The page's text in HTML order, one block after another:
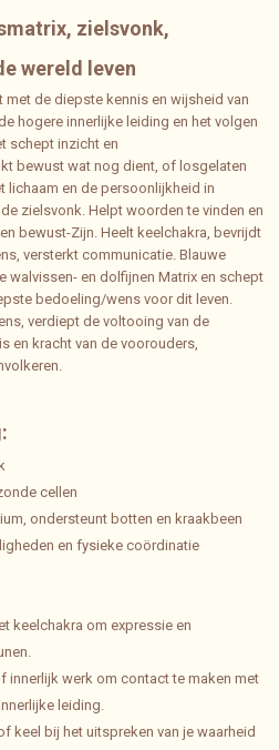
zielsvonk,
wereld leven
de diepste kennis en wijsheid van
hogere innerlijke leiding en het volgen
schept inzicht en
bewust wat nog dient, of losgelaten
lichaam en de persoonlijkheid in
zielsvonk. Helpt woorden te vinden en
bewust-Zijn. Heelt keelchakra, bevrijdt
versterkt communicatie. Blauwe
walvissen- en dolfijnen Matrix en schept
bedoeling/wens voor dit leven.
verdiept de voltooing van de
en kracht van de voorouders,
cellen
ondersteunt botten en kraakbeen
en fysieke coördinatie
keelchakra om expressie en
innerlijk werk om contact te maken met
leiding.
keel bij het uitspreken van je waarheid